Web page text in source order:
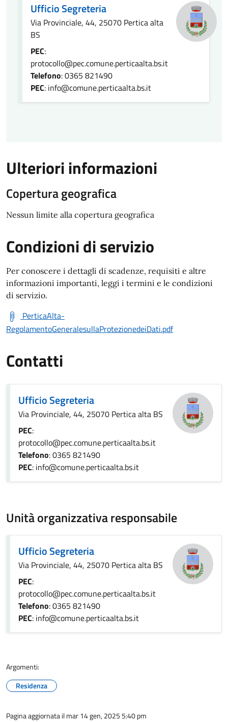
Ufficio Segreteria
Via Provinciale, 44, 25070 Pertica alta
BS
PEC:
protocollo@pec.comune.perticaalta.bs.it
Telefono: 0365 821490
PEC: info@comune.perticaalta.bs.it
Ulteriori informazioni
Copertura geografica
Nessun limite alla copertura geografica
Condizioni di servizio
Per conoscere i dettagli di scadenze, requisiti e altre
informazioni importanti, leggi i termini e le condizioni
di servizio.
PerticaAlta-
RegolamentoGeneralesullaProtezionedeiDati.pdf
Contatti
Ufficio Segreteria
Via Provinciale, 44, 25070 Pertica alta BS
PEC:
protocollo@pec.comune.perticaalta.bs.it
Telefono: 0365 821490
PEC: info@comune.perticaalta.bs.it
Unità organizzativa responsabile
Ufficio Segreteria
Via Provinciale, 44, 25070 Pertica alta BS
PEC:
protocollo@pec.comune.perticaalta.bs.it
Telefono: 0365 821490
PEC: info@comune.perticaalta.bs.it
Argomenti:
Residenza
Pagina aggiornata il mar 14 gen, 2025 5:40 pm